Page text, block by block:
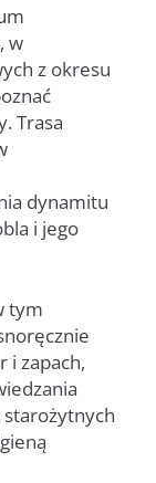
w
z okresu
Trasa
dynamitu
i jego
tym
i zapach,
starożytnych